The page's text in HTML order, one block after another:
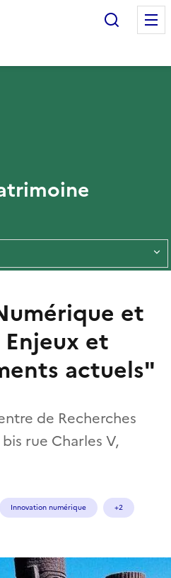
et
et
actuels"
de Recherches
rue Charles V,
Innovation numérique +2